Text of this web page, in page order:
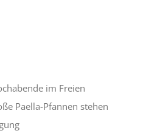
im Freien
Paella-Pfannen stehen